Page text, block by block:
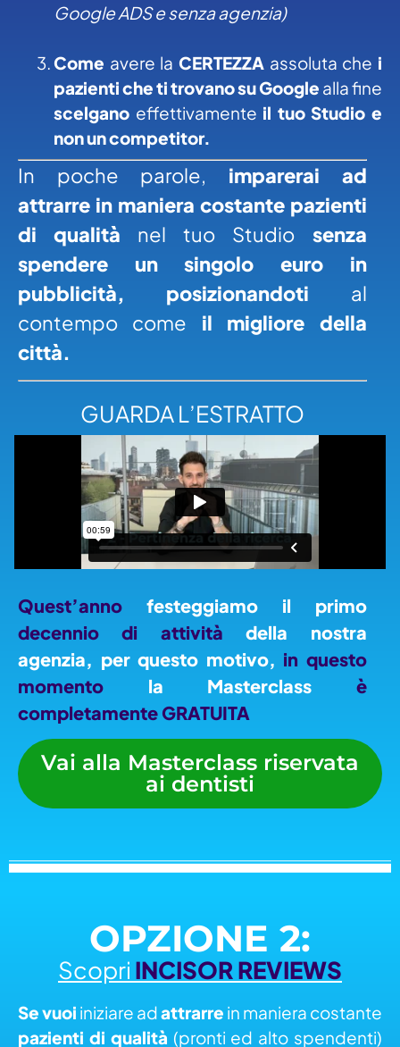
Google ADS e senza agenzia)
Come avere la CERTEZZA assoluta che i
pazienti che ti trovano su Google alla fine
scelgano effettivamente il tuo Studio e
non un competitor.
In poche parole, imparerai ad
attrarre in maniera costante pazienti
di qualità nel tuo Studio senza
spendere un singolo euro in
pubblicità,
posizionandoti al
contempo come il migliore della
città.
GUARDA L’ESTRATTO
Quest’anno festeggiamo il primo
decennio di attività della nostra
agenzia, per questo motivo, in questo
momento la Masterclass è
completamente GRATUITA
Vai alla Masterclass riservata
ai dentisti
OPZIONE 2:
Scopri INCISOR REVIEWS
Se vuoi iniziare adattrarre in maniera costante
pazienti di qualità (pronti ed alto spendenti)